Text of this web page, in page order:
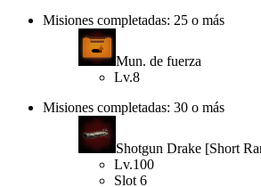
Misiones completadas: 25 o más
Mun. de fuerza
Lv.8
Misiones completadas: 30 o más
Shotgun Drake [Short
Lv.100
Slot 6